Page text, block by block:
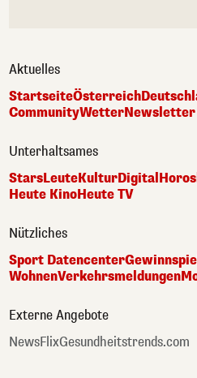
Aktuelles
StartseiteÖsterreich
CommunityWetterNewsletter
Unterhaltsames
StarsLeuteKulturDigital
Heute KinoHeute TV
Nützliches
Sport Datencenter
WohnenVerkehrsmeldungen
Externe Angebote
NewsFlixGesundheitstrends.com